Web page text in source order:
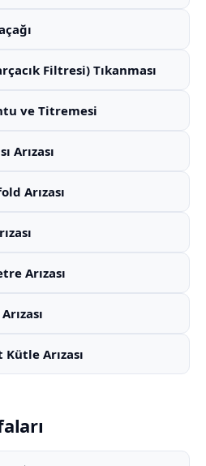
Filtresi) Tıkanması
ve Titremesi
Arızası
Arızası
Arızası
Arızası